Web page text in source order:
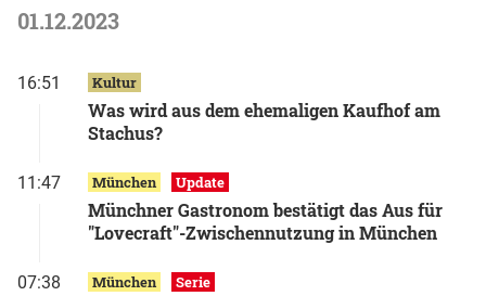
01.12.2023
16:51 Kultur
Was wird aus dem ehemaligen Kaufhof am
Stachus?
11:47 München Update
Münchner Gastronom bestätigt das Aus für
"Lovecraft"-Zwischennutzung in München
07:38 München Serie